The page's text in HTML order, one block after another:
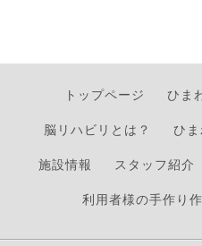
トップページ ひま
脳リハビリとは？
ひ
施設情報
スタッフ紹介
利用者様の手作り